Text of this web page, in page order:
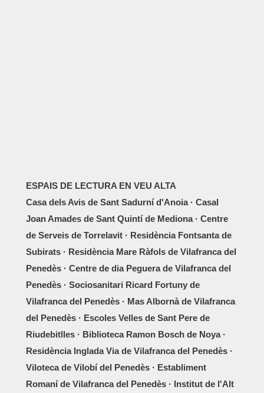
ESPAIS DE LECTURA EN VEU ALTA
Casa dels Avis de Sant Sadurní d'Anoia · Casal
Joan Amades de Sant Quintí de Mediona · Centre
de Serveis de Torrelavit · Residència Fontsanta de
Subirats · Residència Mare Ràfols de Vilafranca del
Penedès · Centre de dia Peguera de Vilafranca del
Penedès · Sociosanitari Ricard Fortuny de
Vilafranca del Penedès · Mas Albornà de Vilafranca
del Penedès · Escoles Velles de Sant Pere de
Riudebitlles · Biblioteca Ramon Bosch de Noya ·
Residència Inglada Via de Vilafranca del Penedès ·
Viloteca de Vilobí del Penedès · Establiment
Romaní de Vilafranca del Penedès · Institut de l'Alt